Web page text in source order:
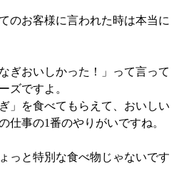
のお客様に言われた時は本当に
ぎおいしかった！」って言って
ズですよ。
」を食べてもらえて、おいしい
仕事の1番のやりがいですね。
っと特別な食べ物じゃないです